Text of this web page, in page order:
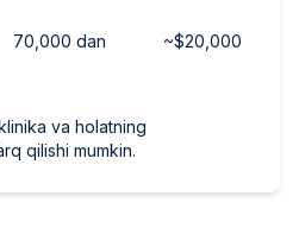
70,000 dan ~$20,000
va holatning
qilishi mumkin.